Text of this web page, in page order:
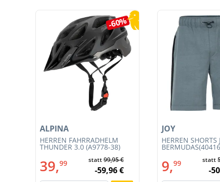
Produktgalerie überspringen
-60%
HERREN FAHRRADHELM
THUNDER 3.0 (A9778-38)
ALPINA
39,99 statt99,95 €
-59,96 €
HERREN SHORTS
JOY
9,99 statt
-